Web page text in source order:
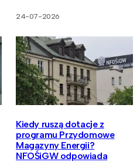
24-07-2026
Kiedy ruszą dotacje z
programu Przydomowe
Magazyny Energii?
NFOŚiGW odpowiada